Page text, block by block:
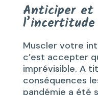
Anticiper et
l’incertitude
Muscler votre
c’est accepter
imprévisible. A
conséquences
pandémie a été